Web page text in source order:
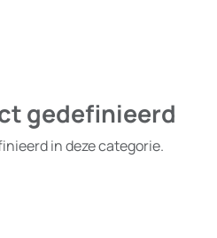
gedefinieerd
in deze categorie.